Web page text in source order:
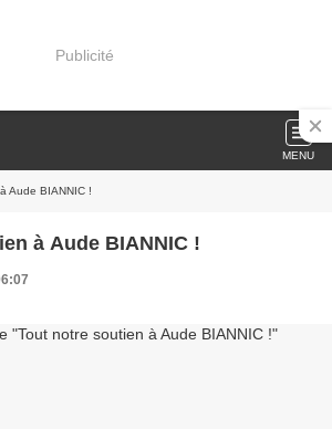
Publicité
MENU
Aude BIANNIC !
à Aude BIANNIC !